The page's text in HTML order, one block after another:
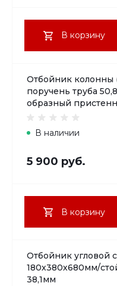
В корзину
Отбойник колонны
поручень труба
образный
В наличии
5 900 руб.
В корзину
Отбойник угловой
180х380х680мм/
38,1мм